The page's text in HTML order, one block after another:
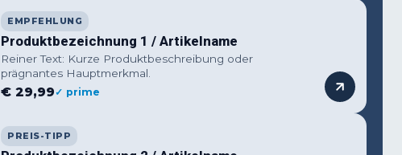
EMPFEHLUNG
Produktbezeichnung 1 / Artikelname
Reiner Text: Kurze Produktbeschreibung oder
prägnantes Hauptmerkmal.
€ 29,99✓ prime
PREIS-TIPP